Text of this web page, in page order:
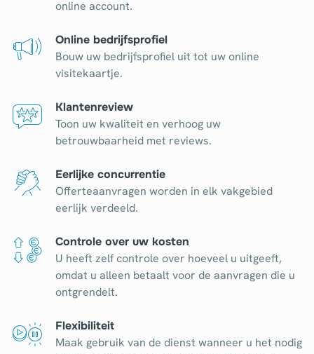
online account.
Online bedrijfsprofiel
Bouw uw bedrijfsprofiel uit tot uw online
visitekaartje.
Klantenreview
Toon uw kwaliteit en verhoog uw
betrouwbaarheid met reviews.
Eerlijke concurrentie
Offerteaanvragen worden in elk vakgebied
eerlijk verdeeld.
Controle over uw kosten
U heeft zelf controle over hoeveel u uitgeeft,
omdat u alleen betaalt voor de aanvragen die u
ontgrendelt.
Flexibiliteit
Maak gebruik van de dienst wanneer u het nodig